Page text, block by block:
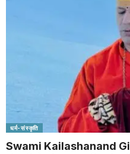
धर्म-संस्कृति
Swami Kailashanand